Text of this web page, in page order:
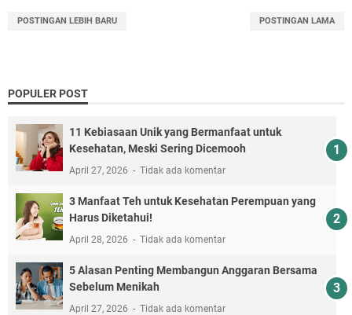
POSTINGAN LEBIH BARU POSTINGAN LAMA
POPULER POST
11 Kebiasaan Unik yang Bermanfaat untuk
Kesehatan, Meski Sering Dicemooh
April 27, 2026 Tidak ada komentar
3 Manfaat Teh untuk Kesehatan Perempuan yang
Harus Diketahui!
April 28, 2026 Tidak ada komentar
5 Alasan Penting Membangun Anggaran Bersama
Sebelum Menikah
April 27, 2026 Tidak ada komentar